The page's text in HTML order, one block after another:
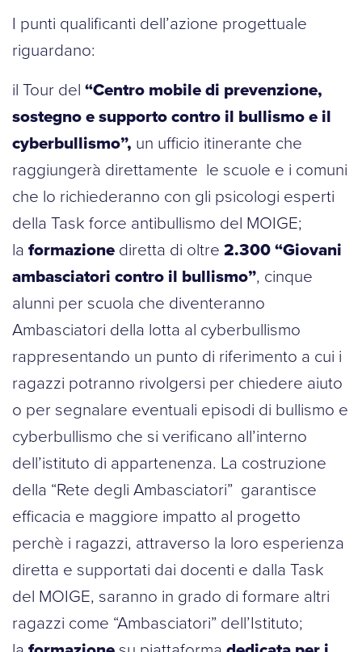
I punti qualificanti dell’azione progettuale
riguardano:
il Tour del “Centro mobile di prevenzione,
sostegno e supporto contro il bullismo e il
cyberbullismo”, un ufficio itinerante che
raggiungerà direttamente le scuole e i comuni
che lo richiederanno con gli psicologi esperti
della Task force antibullismo del MOIGE;
la formazione diretta di oltre 2.300 “Giovani
ambasciatori contro il bullismo”, cinque
alunni per scuola che diventeranno
Ambasciatori della lotta al cyberbullismo
rappresentando un punto di riferimento a cui i
ragazzi potranno rivolgersi per chiedere aiuto
o per segnalare eventuali episodi di bullismo e
cyberbullismo che si verificano all’interno
dell’istituto di appartenenza. La costruzione
della “Rete degli Ambasciatori” garantisce
efficacia e maggiore impatto al progetto
perchè i ragazzi, attraverso la loro esperienza
diretta e supportati dai docenti e dalla Task
del MOIGE, saranno in grado di formare altri
ragazzi come “Ambasciatori” dell’Istituto;